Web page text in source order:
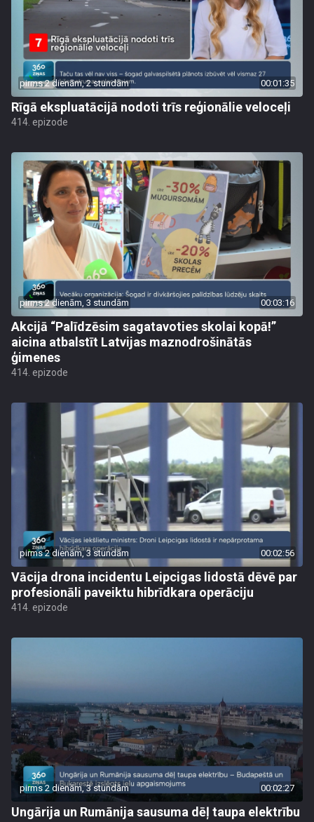
pirms 2 dienām, 2 stundām 00:01:35
Rīgā ekspluatācijā nodoti trīs reģionālie veloceļi
414. epizode
pirms 2 dienām, 3 stundām 00:03:16
Akcijā “Palīdzēsim sagatavoties skolai kopā!”
aicina atbalstīt Latvijas maznodrošinātās
ģimenes
414. epizode
pirms 2 dienām, 3 stundām 00:02:56
Vācija drona incidentu Leipcigas lidostā dēvē par
profesionāli paveiktu hibrīdkara operāciju
414. epizode
pirms 2 dienām, 3 stundām 00:02:27
Ungārija un Rumānija sausuma dēļ taupa elektrību